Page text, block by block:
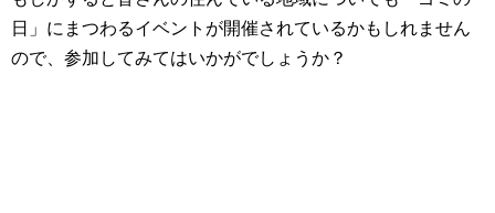
日」にまつわるイベントが開催されているかもしれません
ので、参加してみてはいかがでしょうか？